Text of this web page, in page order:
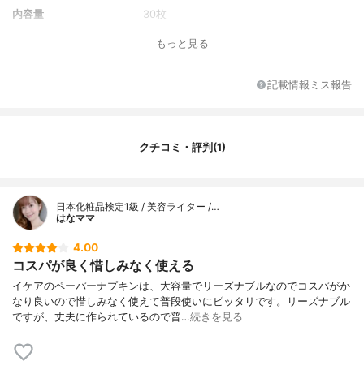
内容量
30枚
もっと見る
記載情報ミス報告
クチコミ・評判(1)
日本化粧品検定1級 / 美容ライター /…
はなママ
4.00
コスパが良く惜しみなく使える
イケアのペーパーナプキンは、大容量でリーズナブルなのでコスパがか
なり良いので惜しみなく使えて普段使いにピッタリです。リーズナブル
ですが、丈夫に作られているので普…続きを見る